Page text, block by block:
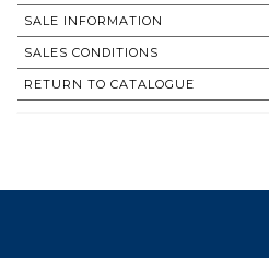
SALE INFORMATION
SALES CONDITIONS
RETURN TO CATALOGUE